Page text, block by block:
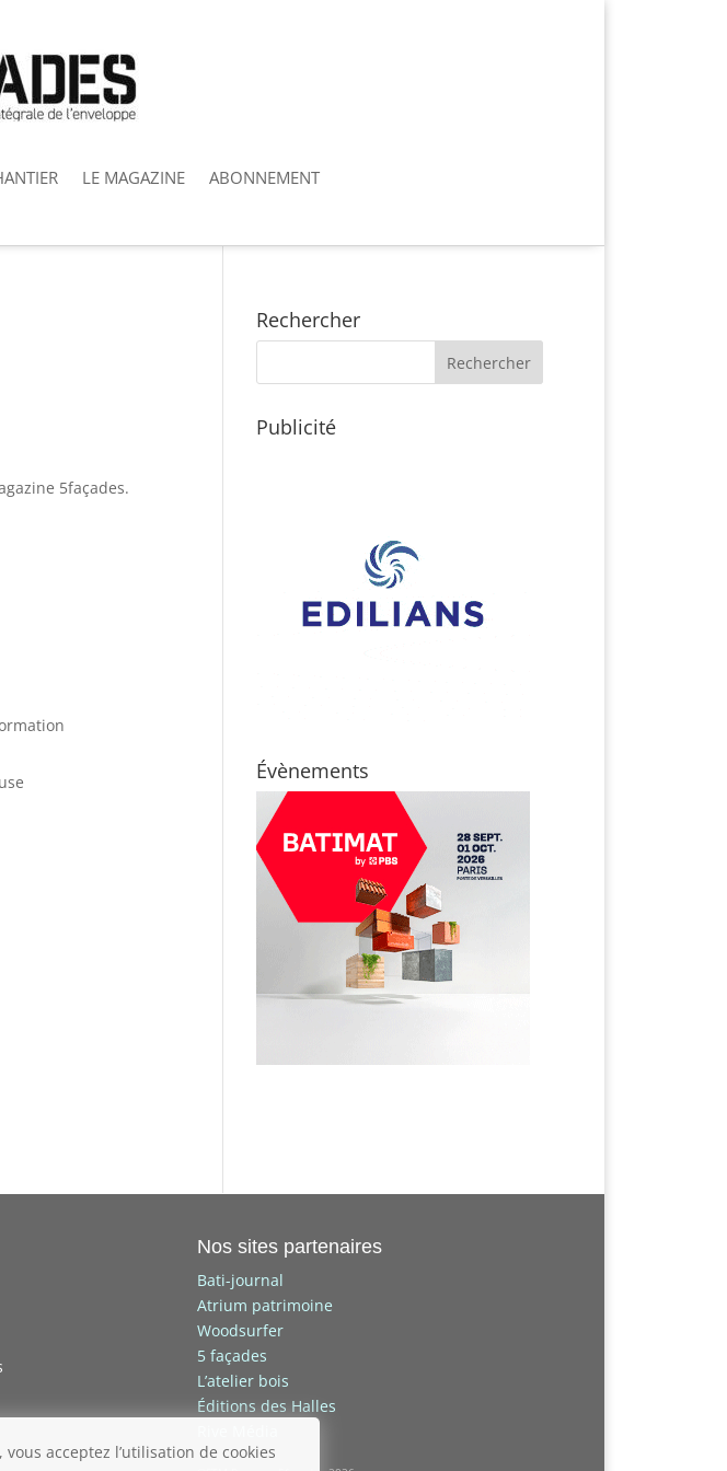
LE MAGAZINE ABONNEMENT
5façades.
Rechercher
Publicité
Évènements
Nos sites partenaires
Bati-journal
Atrium patrimoine
Woodsurfer
5 façades
L’atelier bois
Éditions des Halles
acceptez l’utilisation de cookies